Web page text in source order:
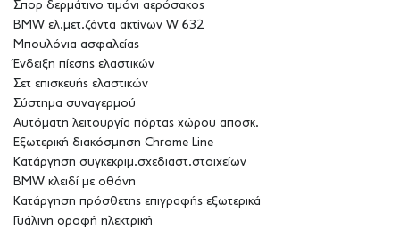
Σπορ δερμάτινο τιμόνι αερόσακος
BMW ελ.μετ.ζάντα ακτίνων W 632
Μπουλόνια ασφαλείας
Ένδειξη πίεσης ελαστικών
Σετ επισκευής ελαστικών
Σύστημα συναγερμού
Αυτόματη λειτουργία πόρτας χώρου αποσκ.
Εξωτερική διακόσμηση Chrome Line
Κατάργηση συγκεκριμ.σχεδιαστ.στοιχείων
BMW κλειδί με οθόνη
Κατάργηση πρόσθετης επιγραφής εξωτερικά
Γυάλινη οροφή ηλεκτρική